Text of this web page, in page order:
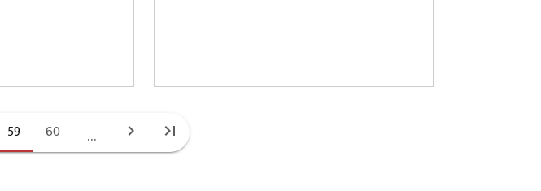
59 60 ... chevron_right last_page